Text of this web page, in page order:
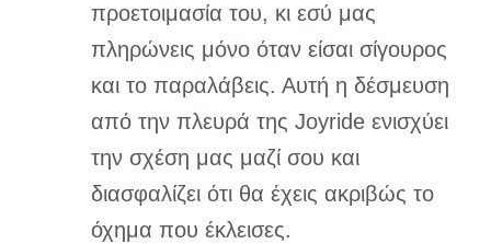
προετοιμασία του, κι εσύ μας
πληρώνεις μόνο όταν είσαι σίγουρος
και το παραλάβεις. Αυτή η δέσμευση
από την πλευρά της Joyride ενισχύει
την σχέση μας μαζί σου και
διασφαλίζει ότι θα έχεις ακριβώς το
όχημα που έκλεισες.